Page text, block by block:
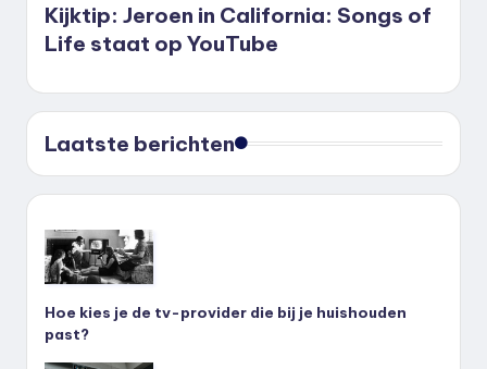
Kijktip: Jeroen in California: Songs of
Life staat op YouTube
Laatste berichten
Hoe kies je de tv-provider die bij je huishouden
past?